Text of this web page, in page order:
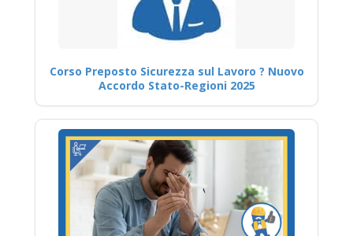
Corso Preposto Sicurezza sul Lavoro ? Nuovo
Accordo Stato-Regioni 2025